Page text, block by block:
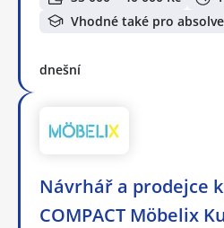
Vhodné také pro
dnešní
Návrhář a prodejce
COMPACT Möbelix